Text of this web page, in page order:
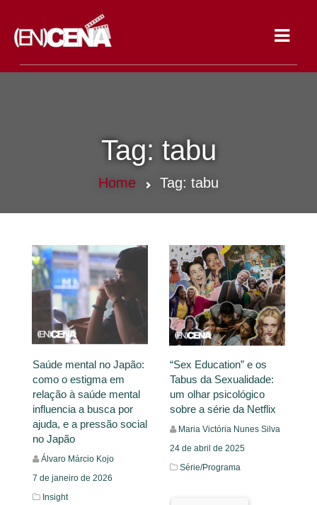
Tag: tabu
Home Tag: tabu
Saúde mental no Japão:
como o estigma em
relação à saúde mental
influencia a busca por
ajuda, e a pressão social
no Japão
Álvaro Márcio Kojo
7 de janeiro de 2026
Insight
“Sex Education” e os
Tabus da Sexualidade:
um olhar psicológico
sobre a série da Netflix
Maria Victória Nunes Silva
24 de abril de 2025
Série/Programa